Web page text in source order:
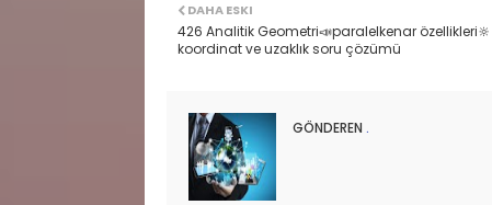
DAHA ESKI
426 Analitik Geometri📣paralelkenar özellikleri🔆
koordinat ve uzaklık soru çözümü
GÖNDEREN .